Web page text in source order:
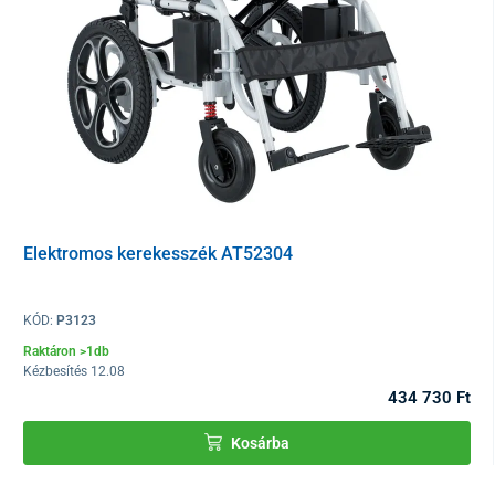
Elektromos kerekesszék AT52304
KÓD: P3123
Raktáron >1db
Kézbesítés 12.08
434 730 Ft
Kosárba